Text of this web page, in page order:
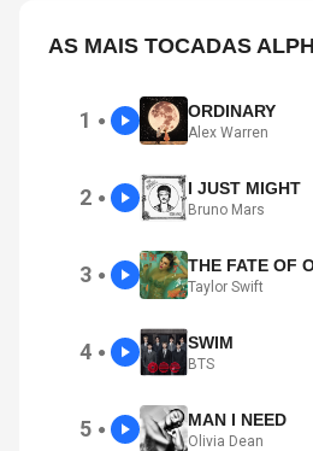
AS MAIS TOCADAS
1 ● ORDINARY
Alex Warren
2 ● I JUST MIGHT
Bruno Mars
3 ● THE FATE OF
Taylor Swift
4 ● SWIM
BTS
5 ● MAN I NEED
Olivia Dean